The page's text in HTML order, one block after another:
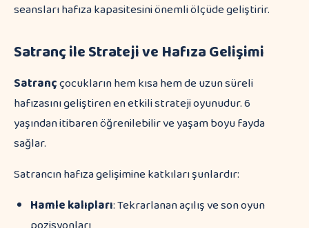
seansları hafıza kapasitesini önemli ölçüde geliştirir.
Satranç ile Strateji ve Hafıza Gelişimi
Satranççocukların hem kısa hem de uzun süreli
hafızasını geliştiren en etkili strateji oyunudur. 6
yaşından itibaren öğrenilebilir ve yaşam boyu fayda
sağlar.
Satrancın hafıza gelişimine katkıları şunlardır:
Hamle kalıpları: Tekrarlanan açılış ve son oyun